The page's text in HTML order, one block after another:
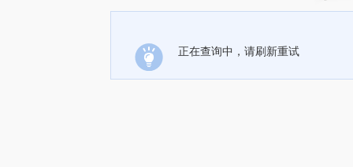
正在查询中，请刷新重试